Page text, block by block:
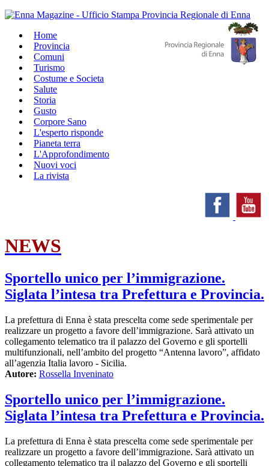
Home
Provincia
Comuni
Turismo
Costume e Societa
Salute
Storia
Gusto
Corpore Sano
L'esperto risponde
Pianeta terra
L'Approfondimento
Nuovi voci
La rivista
NEWS
Sportello unico per l’immigrazione.
Siglata l’intesa tra Prefettura e Provincia.
La prefettura di Enna è stata prescelta come sede sperimentale per
realizzare un progetto a favore dell’immigrazione. Sarà attivato un
collegamento telematico tra il palazzo del Governo e gli sportelli
multifunzionali, nell’ambito del progetto “Antenna lavoro”, affidato
all’agenzia Italia lavoro - Sicilia.
Autore: Rossella Inveninato
Sportello unico per l’immigrazione.
Siglata l’intesa tra Prefettura e Provincia.
La prefettura di Enna è stata prescelta come sede sperimentale per
realizzare un progetto a favore dell’immigrazione. Sarà attivato un
collegamento telematico tra il palazzo del Governo e gli sportelli